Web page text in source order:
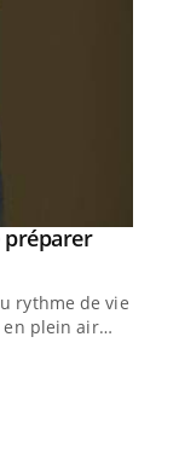
préparer
rythme de vie !
en plein air…